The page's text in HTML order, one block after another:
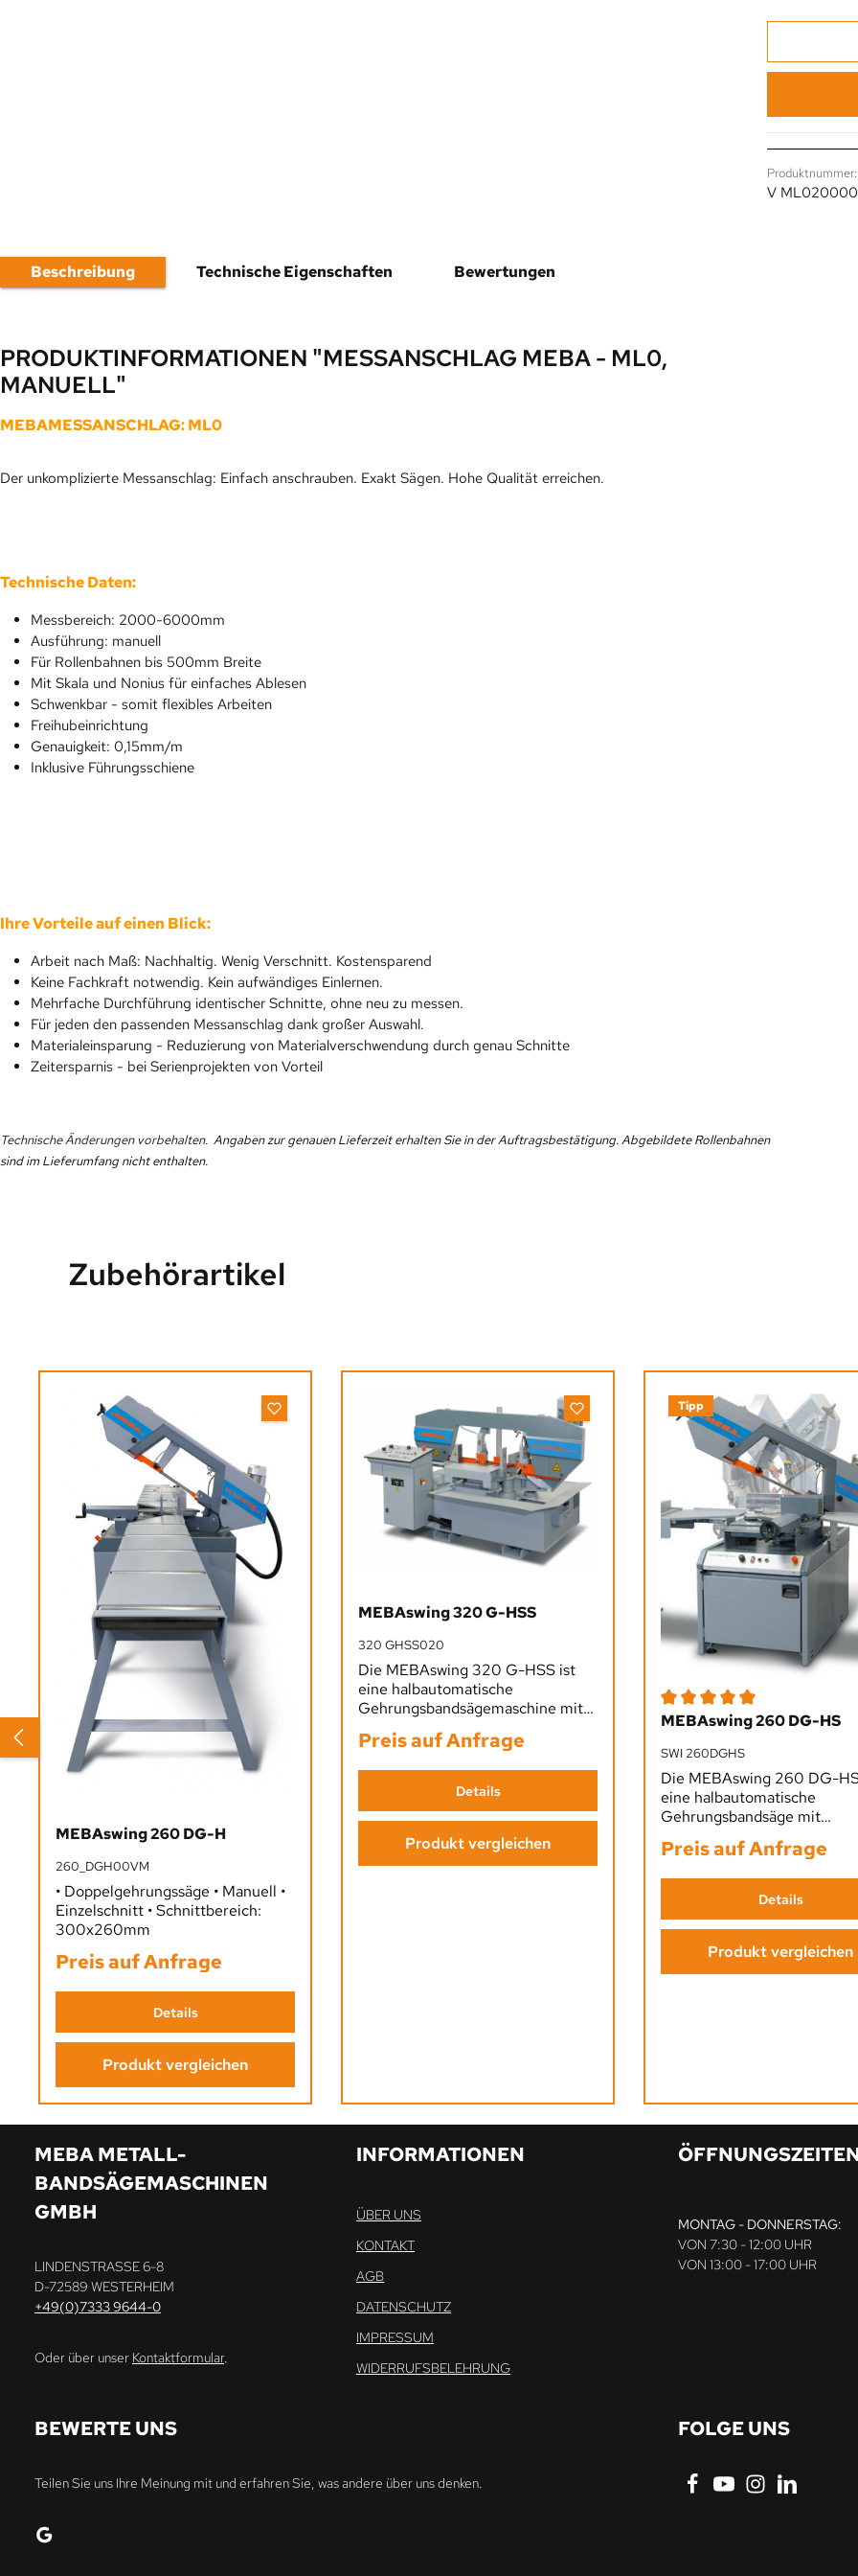
Produktnummer:
V
Beschreibung Technische Eigenschaften Bewertungen
PRODUKTINFORMATIONEN "MESSANSCHLAG MEBA - ML0,
MANUELL"
MEBAMESSANSCHLAG: ML0
Der unkomplizierte Messanschlag: Einfach anschrauben. Exakt Sägen. Hohe Qualität erreichen.
Technische Daten:
Messbereich: 2000-6000mm
Ausführung: manuell
Für Rollenbahnen bis 500mm Breite
Mit Skala und Nonius für einfaches Ablesen
Schwenkbar - somit flexibles Arbeiten
Freihubeinrichtung
Genauigkeit: 0,15mm/m
Inklusive Führungsschiene
Ihre Vorteile auf einen Blick:
Arbeit nach Maß: Nachhaltig. Wenig Verschnitt. Kostensparend
Keine Fachkraft notwendig. Kein aufwändiges Einlernen.
Mehrfache Durchführung identischer Schnitte, ohne neu zu messen.
Für jeden den passenden Messanschlag dank großer Auswahl.
Materialeinsparung - Reduzierung von Materialverschwendung durch genau Schnitte
Zeitersparnis - bei Serienprojekten von Vorteil
Technische Änderungen vorbehalten. Angaben zur genauen Lieferzeit erhalten Sie in der Auftragsbestätigung. Abgebildete Rollenbahnen
sind im Lieferumfang nicht enthalten.
Zubehörartikel
MEBAswing 260 DG-H
260_DGH00VM
• Doppelgehrungssäge • Manuell •
Einzelschnitt • Schnittbereich:
300x260mm
Preis auf Anfrage
Details
Produkt vergleichen
MEBAswing 320 G-HSS
320 GHSS020
Die MEBAswing 320 G-HSS ist
eine halbautomatische
Gehrungsbandsägemaschine mit
hydraulischer Werkstückspannung
und stufenloser Gehrung von 90°–
30° – ergonomisch, präzise und
ideal für wechselnde Materialien,
Querschnitte und universelle
Sägeaufgaben.
Preis auf Anfrage
Details
Produkt vergleichen
Tipp
Durchschnittliche Bewertung
MEBAswing 260 DG-HS
SWI 260DGHS
Die MEBAswing 260 DG-
eine halbautomatische
Gehrungsbandsäge mit
stufenloser Gehrung
ergonomischer Bedienung,
präziser Hartmetall-
und Kühlmittelanlage – ideal
Querschnitte.
Preis auf Anfrage
Details
Produkt vergleichen
MEBA METALL-
BANDSÄGEMASCHINEN
GMBH
LINDENSTRASSE 6-8
D-72589 WESTERHEIM
+49(0)7333 9644-0
Oder über unser Kontaktformular.
INFORMATIONEN
ÜBER UNS
KONTAKT
AGB
DATENSCHUTZ
IMPRESSUM
WIDERRUFSBELEHRUNG
MONTAG - DONNERSTAG:
VON 7:30 - 12:00 UHR
VON 13:00 - 17:00 UHR
BEWERTE UNS
Teilen Sie uns Ihre Meinung mit und erfahren Sie, was andere über uns denken.
FOLGE UNS